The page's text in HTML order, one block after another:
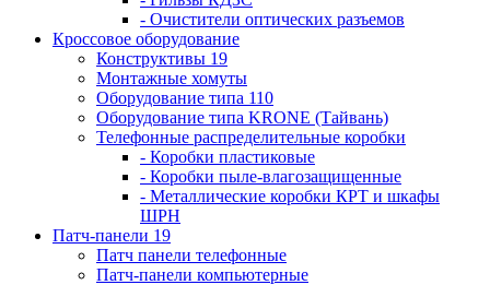
- Очистители оптических разъемов
Кроссовое оборудование
Конструктивы 19
Монтажные хомуты
Оборудование типа 110
Оборудование типа KRONE (Тайвань)
Телефонные распределительные коробки
- Коробки пластиковые
- Коробки пыле-влагозащищенные
- Металлические коробки КРТ и шкафы
ШРН
Патч-панели 19
Патч панели телефонные
Патч-панели компьютерные